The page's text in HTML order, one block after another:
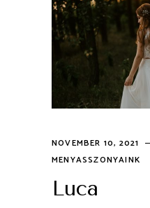
NOVEMBER 10, 2021
MENYASSZONYAINK
Luca